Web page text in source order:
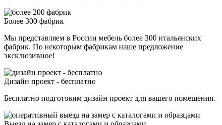
Более 300 фабрик
Мы представляем в России мебель более 300 итальянских
фабрик. По некоторым фабрикам наше предложение
эксклюзивное!
Дизайн проект - бесплатно
Бесплатно подготовим дизайн проект для вашего помещения.